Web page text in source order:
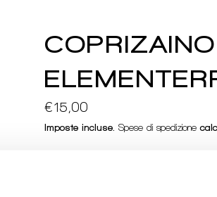
Prezzo
di
listino
€15,00
Imposte incluse. Spese di spedizione